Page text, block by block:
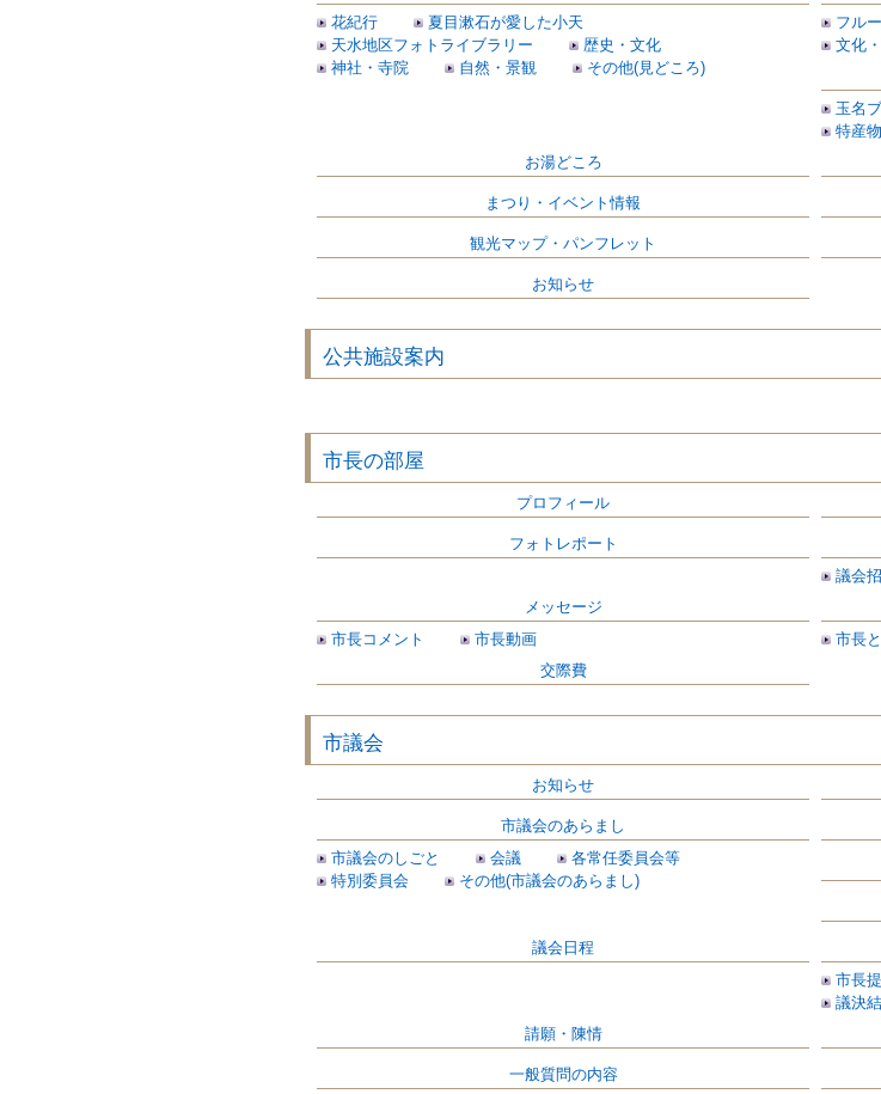
花紀行
夏目漱石が愛した小天
天水地区フォトライブラリー
歴史・文化
神社・寺院
自然・景観 その他(見どころ)
フル
文化
玉名
特産物
お湯どころ
まつり・イベント情報
観光マップ・パンフレット
お知らせ
公共施設案内
市長の部屋
プロフィール
フォトレポート
議会
メッセージ
市長コメント
市長動画
市長
交際費
市議会
お知らせ
市議会のあらまし
市議会のしごと
会議
各常任委員会等
特別委員会
その他(市議会のあらまし)
議会日程
市長
議決
請願・陳情
一般質問の内容